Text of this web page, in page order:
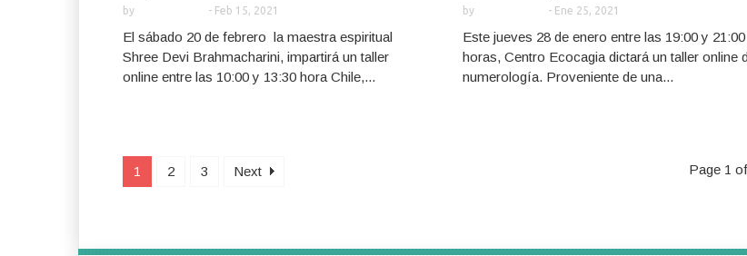
by - Feb 15, 2021
El sábado 20 de febrero la maestra espiritual
Shree Devi Brahmacharini, impartirá un taller
online entre las 10:00 y 13:30 hora Chile,...
by - Ene 25, 2021
Este jueves 28 de enero entre las 19:00 y 21:00
horas, Centro Ecocagia dictará un taller online
numerología. Proveniente de una...
1 2 3 Next Page 1